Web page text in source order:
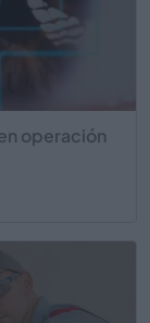
operación